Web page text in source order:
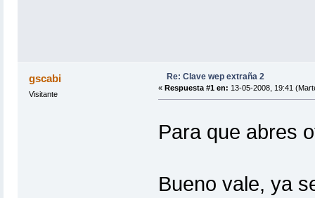
gscabi
Visitante
Re: Clave wep extraña 2
« Respuesta #1 en: 13-05-2008, 19:41
Para que abres
Bueno vale, ya